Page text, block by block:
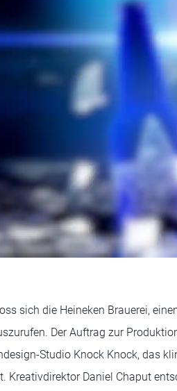
sich die Heineken Brauerei,
Der Auftrag zur
Studio Knock Knock, das
Kreativdirektor Daniel Chaput